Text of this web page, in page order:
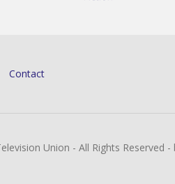
Contact
Union - All Rights Reserved -